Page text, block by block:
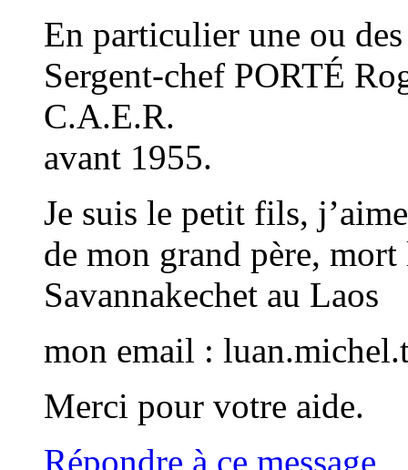
En particulier une ou
Sergent-chef PORTÉ
C.A.E.R.
avant 1955.
Je suis le petit fils,
de mon grand père,
Savannakechet au Laos
mon email :
Merci pour votre aide.
Répondre à ce message